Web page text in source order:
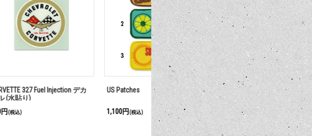
センス
"THE HOME DEPOT" 10パック ペン
Crown Ace バケツ 1クオート
2,530円 (税込)
US Patches
1,100円 (税込)